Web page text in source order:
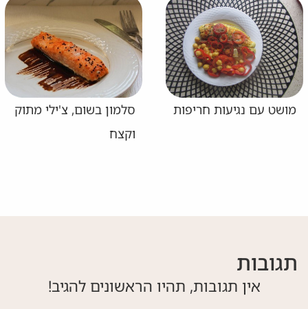
מושט עם נגיעות חריפות
סלמון בשום, צ'ילי מתוק
וקצח
תגובות
אין תגובות, תהיו הראשונים להגיב!